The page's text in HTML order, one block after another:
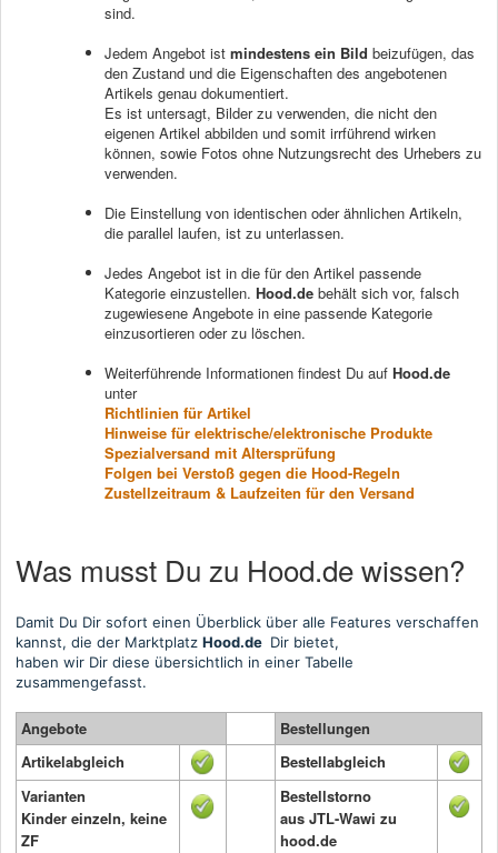
sind.
Jedem Angebot ist mindestens ein Bild beizufügen, das
den Zustand und die Eigenschaften des angebotenen
Artikels genau dokumentiert.
Es ist untersagt, Bilder zu verwenden, die nicht den
eigenen Artikel abbilden und somit irrführend wirken
können, sowie Fotos ohne Nutzungsrecht des Urhebers zu
verwenden.
Die Einstellung von identischen oder ähnlichen Artikeln,
die parallel laufen, ist zu unterlassen.
Jedes Angebot ist in die für den Artikel passende
Kategorie einzustellen. Hood.de behält sich vor, falsch
zugewiesene Angebote in eine passende Kategorie
einzusortieren oder zu löschen.
Weiterführende Informationen findest Du auf Hood.de
unter
Richtlinien für Artikel
Hinweise für elektrische/elektronische Produkte
Spezialversand mit Altersprüfung
Folgen bei Verstoß gegen die Hood-Regeln
Zustellzeitraum & Laufzeiten für den Versand
Was musst Du zu Hood.de wissen?
Damit Du Dir sofort einen Überblick über alle Features verschaffen
kannst, die der Marktplatz Hood.de Dir bietet,
haben wir Dir diese übersichtlich in einer Tabelle
zusammengefasst.
Angebote
Bestellungen
Artikelabgleich
Bestellabgleich
Varianten
Kinder einzeln, keine
ZF
Bestellstorno
aus JTL-Wawi zu
hood.de